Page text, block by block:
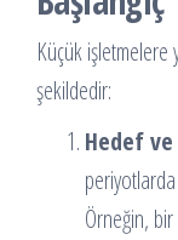
Küçük
şekildedir:
Hedef
Örneğin, bir